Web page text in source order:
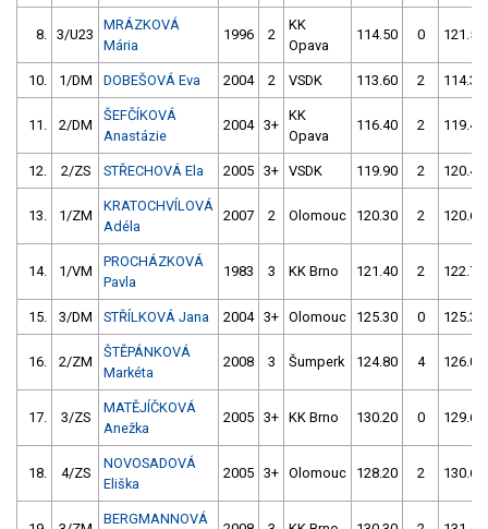
8. 3/U23
MRÁZKOVÁ
Mária
1996 2
KK
Opava
114.50 0 121.50
10. 1/DM DOBEŠOVÁ Eva 2004 2 VSDK 113.60 2 114.30
11. 2/DM
ŠEFČÍKOVÁ
Anastázie
2004 3+
KK
Opava
116.40 2 119.40
12. 2/ZS STŘECHOVÁ Ela 2005 3+ VSDK 119.90 2 120.40
13. 1/ZM
KRATOCHVÍLOVÁ
Adéla
2007 2 Olomouc 120.30 2 120.60
14. 1/VM
PROCHÁZKOVÁ
Pavla
1983 3 KK Brno 121.40 2 122.70
15. 3/DM STŘÍLKOVÁ Jana 2004 3+ Olomouc 125.30 0 125.30
16. 2/ZM
ŠTĚPÁNKOVÁ
Markéta
2008 3 Šumperk 124.80 4 126.00
17. 3/ZS
MATĚJÍČKOVÁ
Anežka
2005 3+ KK Brno 130.20 0 129.60
18. 4/ZS
NOVOSADOVÁ
Eliška
2005 3+ Olomouc 128.20 2 130.60
BERGMANNOVÁ